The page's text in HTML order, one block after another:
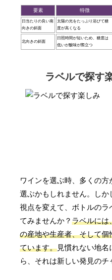
要素 特徴
日当たりの良い南
向きの斜面
太陽の光をたっぷり浴びて糖
度が高くなる
北向きの斜面
日照時間が短いため、糖度は
低いが酸味が際立つ
ラベルで探す
ワインを選ぶ時、多くの方
選ぶかもしれません。しか
視点を変えて、ボトルのラ
てみませんか？ラベルには
の産地や生産者、そして個
ています。見慣れない地名
ら、それは新しい発見のチ